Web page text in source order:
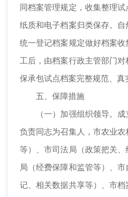
同档案管理规定，收集整理
纸质和电子档案归类保存。
统一登记档案规定做好档案
工后，由档案行政主管部门
保承包试点档案完整规范、真
五、保障措施
（一）加强组织领导。成
负责同志为召集人，市农业
等）、市司法局（政策把关
局（经费保障和监管等）、
记、相关数据共享等）、市